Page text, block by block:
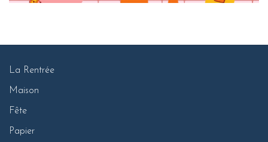
La Rentrée
Maison
Fête
Papier